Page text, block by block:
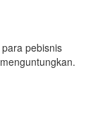
pebisnis